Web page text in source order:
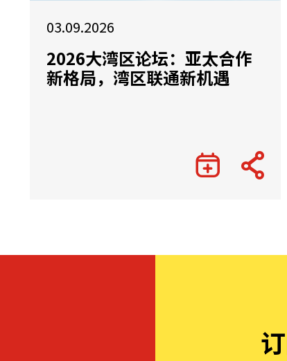
03.09.2026
2026大湾区论坛：亚太合作
新格局，湾区联通新机遇